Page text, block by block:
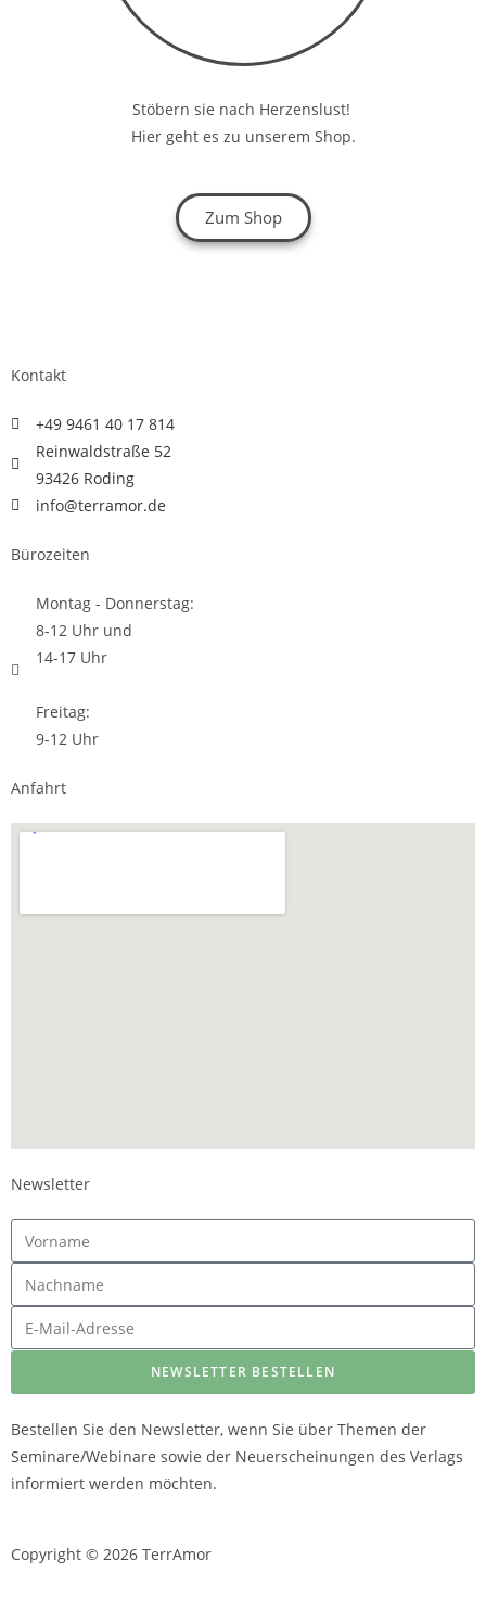
Stöbern sie nach Herzenslust!
Hier geht es zu unserem Shop.
Zum Shop
Kontakt
+49 9461 40 17 814
Reinwaldstraße 52
93426 Roding
info@terramor.de
Bürozeiten
Montag - Donnerstag:
8-12 Uhr und
14-17 Uhr
Freitag:
9-12 Uhr
Anfahrt
Newsletter
NEWSLETTER BESTELLEN
Bestellen Sie den Newsletter, wenn Sie über Themen der
Seminare/Webinare sowie der Neuerscheinungen des Verlags
informiert werden möchten.
Copyright © 2026 TerrAmor